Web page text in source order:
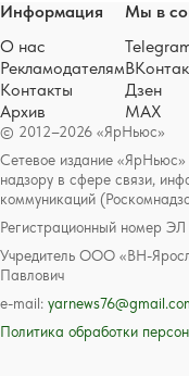
© 2012–2026 «ЯрНьюс»
Сетевое издание
надзору в сфере связи,
коммуникаций
Регистрационный номер
Учредитель ООО «ВН-
Павлович
e-mail:
Политика обработки
Информация
О нас
Рекламодателям
Контакты
Архив
Мы в
Дзен
MAX